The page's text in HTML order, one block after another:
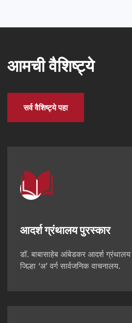
आमची वैशिष्ट्ये
सर्व वैशिष्ट्ये पहा
आदर्श ग्रंथालय पुरस्कार
डॉ. बाबासाहेब आंबेडकर आदर्श ग्रंथालय
जिल्हा ‘अ’ वर्ग सार्वजनिक वाचनालय.